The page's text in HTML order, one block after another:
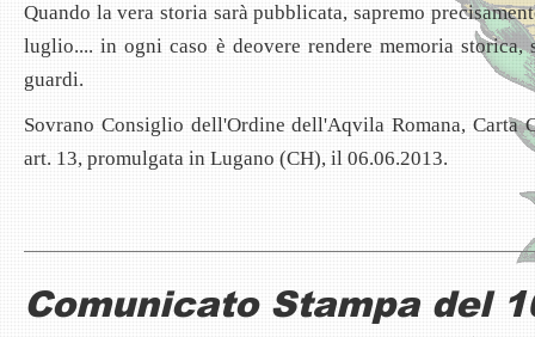
Quando la vera storia sarà pubblicata, sapremo
luglio.... in ogni caso è deovere rendere memoria
guardi.
Sovrano Consiglio dell'Ordine dell'Aqvila Romana,
art. 13, promulgata in Lugano (CH), il 06.06.2013.
Comunicato Stampa del